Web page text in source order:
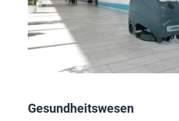
Gesundheitswesen